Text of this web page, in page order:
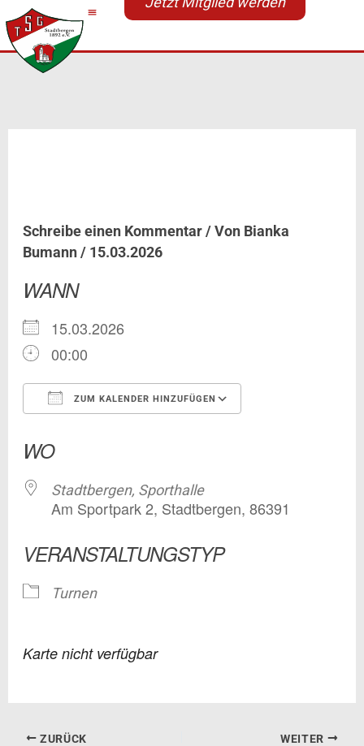
Zum
Inhalt
springen
Schreibe einen Kommentar / Von Bianka
Bumann/ 15.03.2026
WANN
15.03.2026
00:00
ZUM KALENDER HINZUFÜGEN
WO
Stadtbergen, Sporthalle
Am Sportpark 2, Stadtbergen, 86391
VERANSTALTUNGSTYP
Turnen
Karte nicht verfügbar
ZURÜCK WEITER